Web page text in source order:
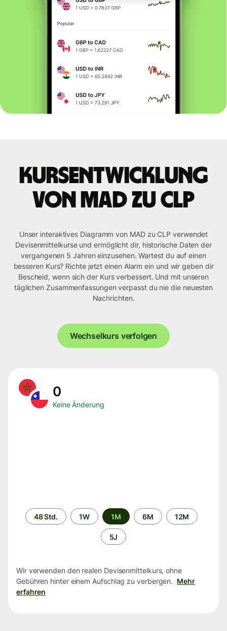
Kursentwicklung
von MAD zu CLP
Unser interaktives Diagramm von MAD zu CLP verwendet
Devisenmittelkurse und ermöglicht dir, historische Daten der
vergangenen 5 Jahren einzusehen. Wartest du auf einen
besseren Kurs? Richte jetzt einen Alarm ein und wir geben dir
Bescheid, wenn sich der Kurs verbessert. Und mit unseren
täglichen Zusammenfassungen verpasst du nie die neuesten
Nachrichten.
Wechselkurs verfolgen
0
Keine Änderung
Zeitraum
48 Std. 1W 1M 6M 12M
5J
Wir verwenden den realen Devisenmittelkurs, ohne
Gebühren hinter einem Aufschlag zu verbergen. Mehr
erfahren